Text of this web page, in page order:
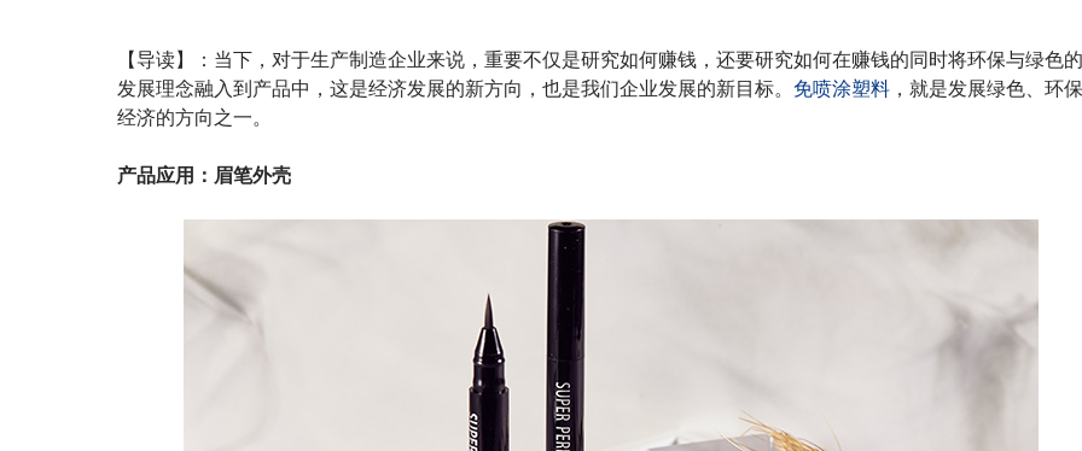
【导读】：当下，对于生产制造企业来说，重要不仅是研究如何赚钱，还要研究如何在赚钱的同时将环保与绿色的
发展理念融入到产品中，这是经济发展的新方向，也是我们企业发展的新目标。 免喷涂塑料 ，就是发展绿色、环保
经济的方向之一。
产品应用：眉笔外壳